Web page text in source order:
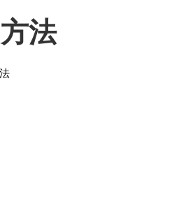
法